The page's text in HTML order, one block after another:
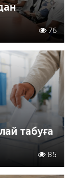
76
табуға
85